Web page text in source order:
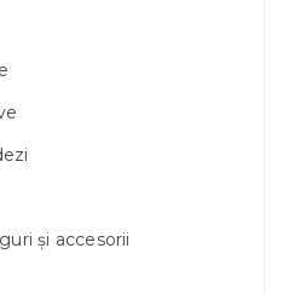
și accesorii